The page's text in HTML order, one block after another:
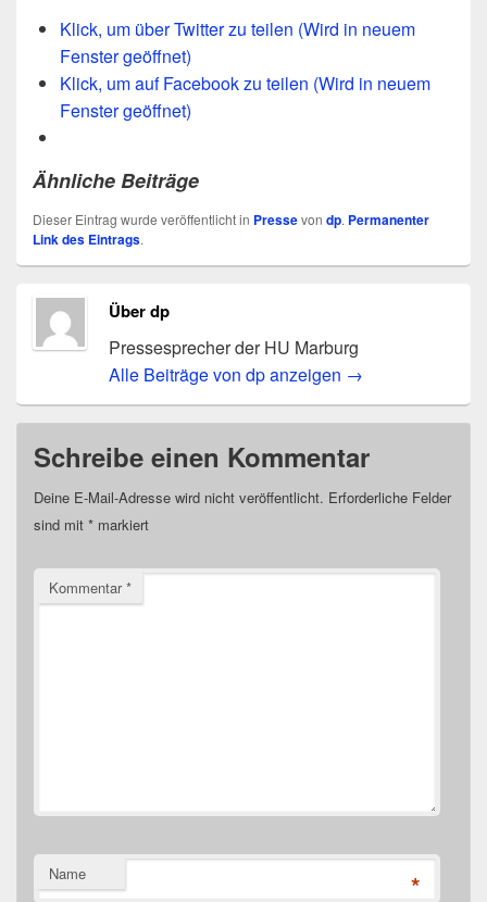
Klick, um über Twitter zu teilen (Wird in neuem
Fenster geöffnet)
Klick, um auf Facebook zu teilen (Wird in neuem
Fenster geöffnet)
Ähnliche Beiträge
Dieser Eintrag wurde veröffentlicht in Pressevon dp. Permanenter
Link des Eintrags.
Über dp
Pressesprecher der HU Marburg
Alle Beiträge von dp anzeigen →
Schreibe einen Kommentar
Deine E-Mail-Adresse wird nicht veröffentlicht. Erforderliche Felder
sind mit * markiert
Kommentar*
Name *